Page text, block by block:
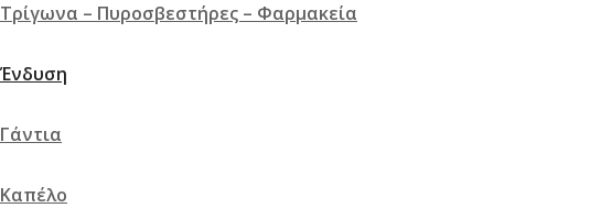
Τρίγωνα – Πυροσβεστήρες – Φαρμακεία
Ένδυση
Γάντια
Καπέλο